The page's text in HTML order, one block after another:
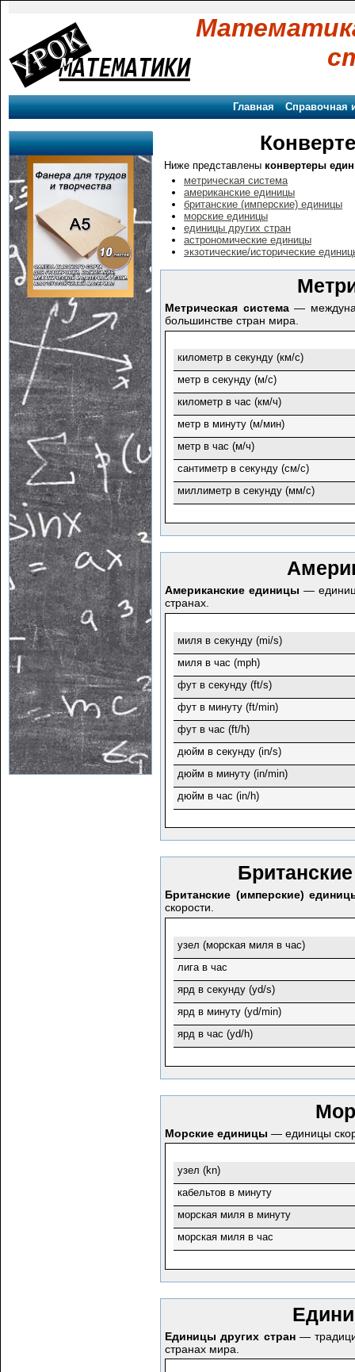
Главная Справочная
Ниже представлены конвертеры
метрическая система
американские единицы
британские (имперские) единицы
морские единицы
единицы других стран
астрономические единицы
экзотические/исторические
Метрическая система—
большинстве стран мира.
километр в секунду (км/с)
метр в секунду (м/с)
километр в час (км/ч)
метр в минуту (м/мин)
метр в час (м/ч)
сантиметр в секунду (см/с)
миллиметр в секунду (мм/с)
Американские единицы —
странах.
миля в секунду (mi/s)
миля в час (mph)
фут в секунду (ft/s)
фут в минуту (ft/min)
фут в час (ft/h)
дюйм в секунду (in/s)
дюйм в минуту (in/min)
дюйм в час (in/h)
Британские (имперские)
скорости.
узел (морская миля в час)
лига в час
ярд в секунду (yd/s)
ярд в минуту (yd/min)
ярд в час (yd/h)
Морские единицы — единицы
узел (kn)
кабельтов в минуту
морская миля в минуту
морская миля в час
Единицы других стран—
странах мира.